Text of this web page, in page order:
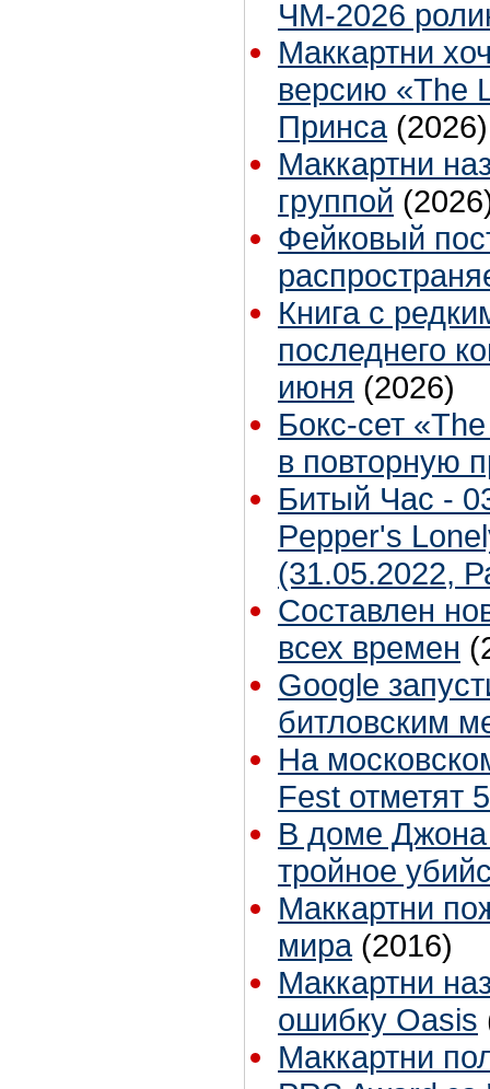
ЧМ-2026
Маккартни
версию «The
Принса (2026)
Маккартни
группой
Фейковый
Книга с
последнего
июня (2026)
Бокс-сет
в повторную
Битый Час -
Pepper's
(31.05.2022,
Составлен
всех времен
Google
битловским
На
Fest отметят
В доме
тройное
Маккартни
мира (2016)
Маккартни
ошибку Oasis
Маккартни